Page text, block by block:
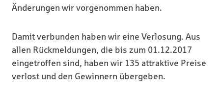
Änderungen wir vorgenommen haben.
Damit verbunden haben wir eine Verlosung. Aus
allen Rückmeldungen, die bis zum 01.12.2017
eingetroffen sind, haben wir 135 attraktive Preise
verlost und den Gewinnern übergeben.